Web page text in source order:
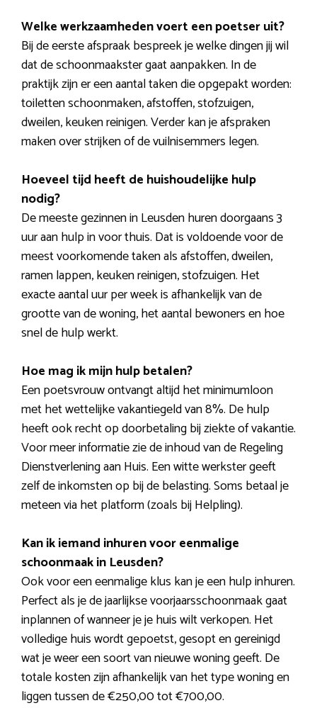
Welke werkzaamheden voert een poetser uit?
Bij de eerste afspraak bespreek je welke dingen jij wil
dat de schoonmaakster gaat aanpakken. In de
praktijk zijn er een aantal taken die opgepakt worden:
toiletten schoonmaken, afstoffen, stofzuigen,
dweilen, keuken reinigen. Verder kan je afspraken
maken over strijken of de vuilnisemmers legen.
Hoeveel tijd heeft de huishoudelijke hulp
nodig?
De meeste gezinnen in Leusden huren doorgaans 3
uur aan hulp in voor thuis. Dat is voldoende voor de
meest voorkomende taken als afstoffen, dweilen,
ramen lappen, keuken reinigen, stofzuigen. Het
exacte aantal uur per week is afhankelijk van de
grootte van de woning, het aantal bewoners en hoe
snel de hulp werkt.
Hoe mag ik mijn hulp betalen?
Een poetsvrouw ontvangt altijd het minimumloon
met het wettelijke vakantiegeld van 8%. De hulp
heeft ook recht op doorbetaling bij ziekte of vakantie.
Voor meer informatie zie de inhoud van de Regeling
Dienstverlening aan Huis. Een witte werkster geeft
zelf de inkomsten op bij de belasting. Soms betaal je
meteen via het platform (zoals bij Helpling).
Kan ik iemand inhuren voor eenmalige
schoonmaak in Leusden?
Ook voor een eenmalige klus kan je een hulp inhuren.
Perfect als je de jaarlijkse voorjaarsschoonmaak gaat
inplannen of wanneer je je huis wilt verkopen. Het
volledige huis wordt gepoetst, gesopt en gereinigd
wat je weer een soort van nieuwe woning geeft. De
totale kosten zijn afhankelijk van het type woning en
liggen tussen de €250,00 tot €700,00.